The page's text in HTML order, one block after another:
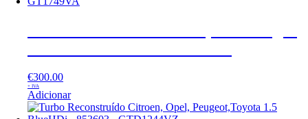
€300.00
+ IVA
Adicionar